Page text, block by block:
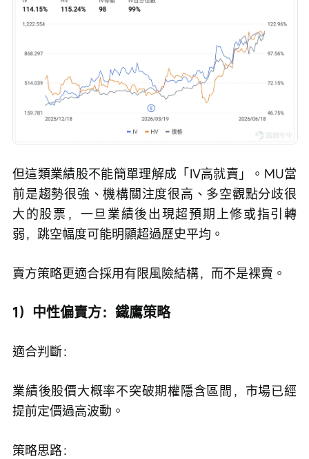
但這類業績股不能簡單理解成「IV高就賣」。MU當
前是趨勢很強、機構關注度很高、多空觀點分歧很
大的股票，一旦業績後出現超預期上修或指引轉
弱，跳空幅度可能明顯超過歷史平均。
賣方策略更適合採用有限風險結構，而不是裸賣。
1）中性偏賣方：鐵鷹策略
適合判斷：
業績後股價大概率不突破期權隱含區間，市場已經
提前定價過高波動。
策略思路：